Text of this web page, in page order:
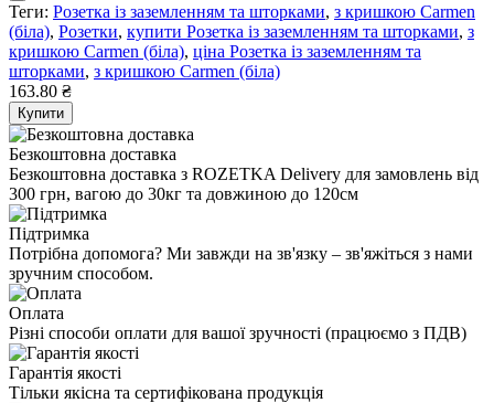
Теги: Розетка із заземленням та шторками, з кришкою Carmen
(біла), Розетки, купити Розетка із заземленням та шторками, з
кришкою Carmen (біла), ціна Розетка із заземленням та
шторками, з кришкою Carmen (біла)
163.80 ₴
Купити
Безкоштовна доставка
Безкоштовна доставка з ROZETKA Delivery для замовлень від
300 грн, вагою до 30кг та довжиною до 120см
Підтримка
Потрібна допомога? Ми завжди на зв'язку – зв'яжіться з нами
зручним способом.
Оплата
Різні способи оплати для вашої зручності (працюємо з ПДВ)
Гарантія якості
Тільки якісна та сертифікована продукція